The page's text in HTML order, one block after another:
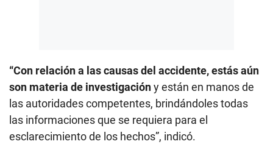
“Con relación a las causas del accidente, estás aún
son materia de investigacióny están en manos de
las autoridades competentes, brindándoles todas
las informaciones que se requiera para el
esclarecimiento de los hechos”, indicó.